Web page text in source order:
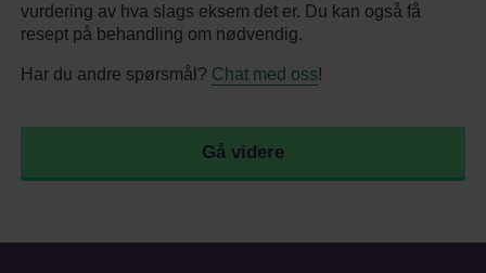
vurdering av hva slags eksem det er. Du kan også få
resept på behandling om nødvendig.
Har du andre spørsmål? Chat med oss!
Gå videre